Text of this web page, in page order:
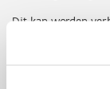
Dit kan worden
waarborgbedrag
overschreden,